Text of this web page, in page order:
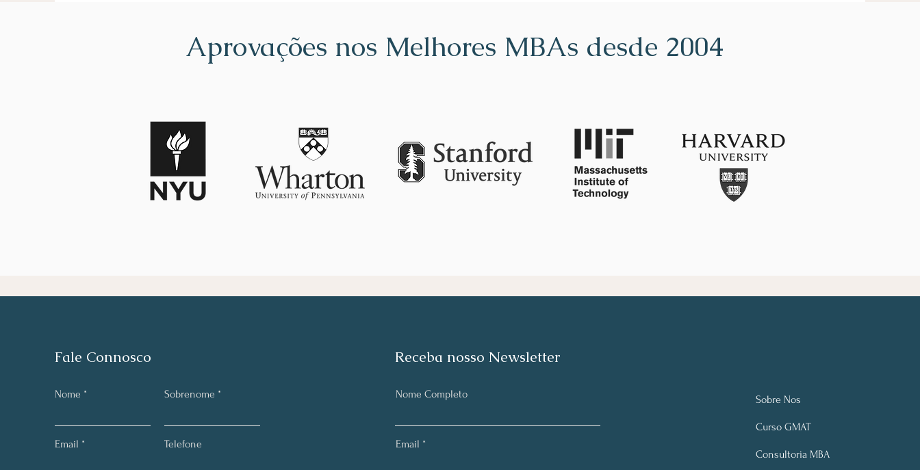
Aprovações nos Melhores MBAs desde 2004
Fale Connosco
Nome Sobrenome
Email Telefone
Receba nosso Newsletter
Nome Completo
Email
Sobre Nos
Curso GMAT
Consultoria MBA